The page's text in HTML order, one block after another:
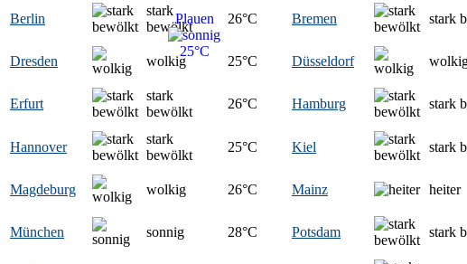
Plauen
25°C
Berlin
stark
bewölkt
26°C Bremen stark
Dresden wolkig 25°C Düsseldorf
Erfurt
stark
bewölkt
26°C Hamburg stark
Hannover
stark
bewölkt
25°C Kiel stark
Magdeburg wolkig 26°C Mainz heiter
München sonnig 28°C Potsdam stark